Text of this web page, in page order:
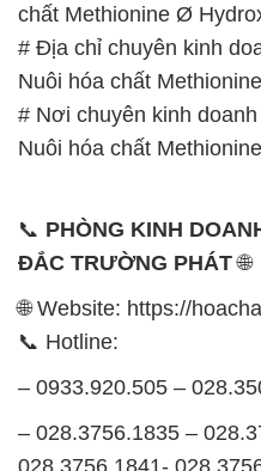
chất Methionine Ø
# Địa chỉ chuyên kinh
Nuôi hóa chất
# Nơi chuyên kinh
Nuôi hóa chất
📞 PHÒNG KINH
ĐẮC TRƯỜNG PHÁT🌐
🌐 Website: https://
📞 Hotline:
– 0933.920.505 –
– 028.3756.1835 –
028.3756.1841-